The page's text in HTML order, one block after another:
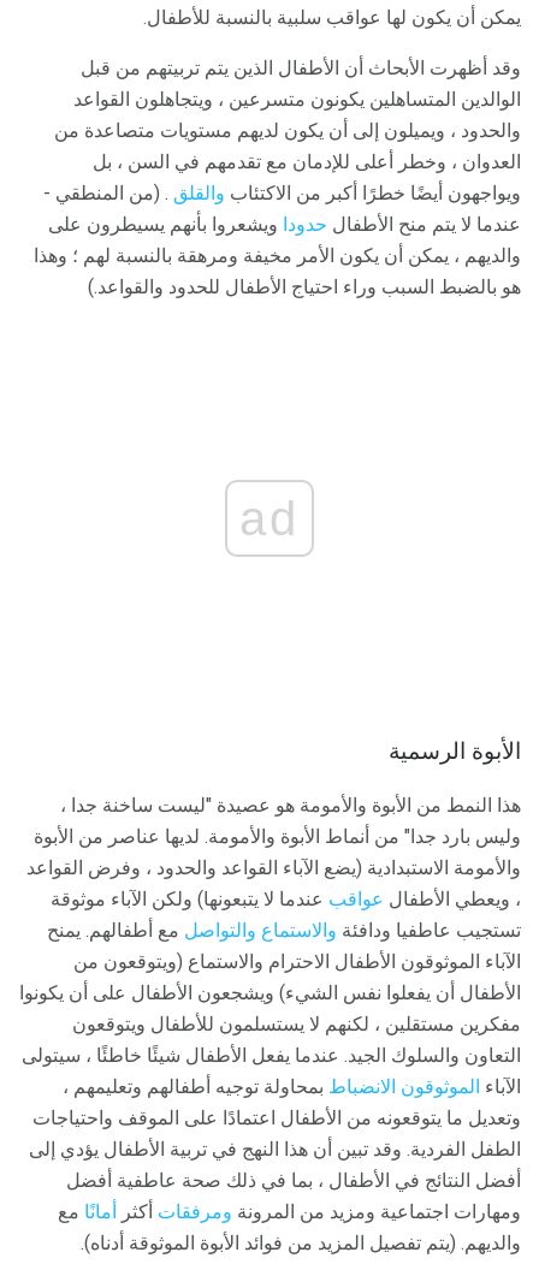
يمكن أن يكون لها عواقب سلبية بالنسبة للأطفال.
وقد أظهرت الأبحاث أن الأطفال الذين يتم تربيتهم من قبل
الوالدين المتساهلين يكونون متسرعين ، ويتجاهلون القواعد
والحدود ، ويميلون إلى أن يكون لديهم مستويات متصاعدة من
العدوان ، وخطر أعلى للإدمان مع تقدمهم في السن ، بل
ويواجهون أيضًا خطرًا أكبر من الاكتئاب والقلق . (من المنطقي -
عندما لا يتم منح الأطفال حدودا ويشعروا بأنهم يسيطرون على
والديهم ، يمكن أن يكون الأمر مخيفة ومرهقة بالنسبة لهم ؛ وهذا
هو بالضبط السبب وراء احتياج الأطفال للحدود والقواعد.)
ad
الأبوة الرسمية
هذا النمط من الأبوة والأمومة هو عصيدة "ليست ساخنة جدا ،
وليس بارد جدا" من أنماط الأبوة والأمومة. لديها عناصر من الأبوة
والأمومة الاستبدادية (يضع الآباء القواعد والحدود ، وفرض القواعد
، ويعطي الأطفال عواقب عندما لا يتبعونها) ولكن الآباء موثوقة
تستجيب عاطفيا ودافئة والاستماع والتواصل مع أطفالهم. يمنح
الآباء الموثوقون الأطفال الاحترام والاستماع (ويتوقعون من
الأطفال أن يفعلوا نفس الشيء) ويشجعون الأطفال على أن يكونوا
مفكرين مستقلين ، لكنهم لا يستسلمون للأطفال ويتوقعون
التعاون والسلوك الجيد. عندما يفعل الأطفال شيئًا خاطئًا ، سيتولى
الآباء الموثوقون الانضباط بمحاولة توجيه أطفالهم وتعليمهم ،
وتعديل ما يتوقعونه من الأطفال اعتمادًا على الموقف واحتياجات
الطفل الفردية. وقد تبين أن هذا النهج في تربية الأطفال يؤدي إلى
أفضل النتائج في الأطفال ، بما في ذلك صحة عاطفية أفضل
ومهارات اجتماعية ومزيد من المرونة ومرفقات أكثر أمانًا مع
والديهم. (يتم تفصيل المزيد من فوائد الأبوة الموثوقة أدناه).